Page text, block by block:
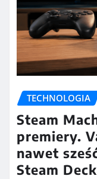
TECHNOLOGIA
Steam
premiery.
nawet
Steam